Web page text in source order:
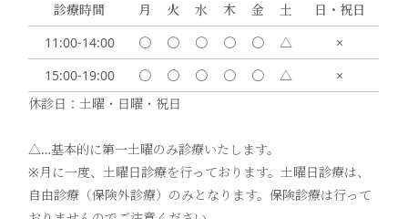
診療時間 月 火 水 木 金 土
日・祝日
11:00-14:00
〇 〇 〇 〇 〇 △
×
15:00-19:00
〇 〇 〇 〇 〇 △
×
休診日：土曜・日曜・祝日
△…基本的に第一土曜のみ診療いたします。
※月に一度、土曜日診療を行っております。土曜日診療は、
自由診療（保険外診療）のみとなります。保険診療は行って